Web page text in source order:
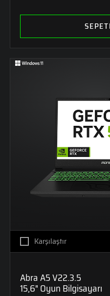
Karşılaştır
Abra A5 V22.3.5
15,6" Oyun Bilgisayarı